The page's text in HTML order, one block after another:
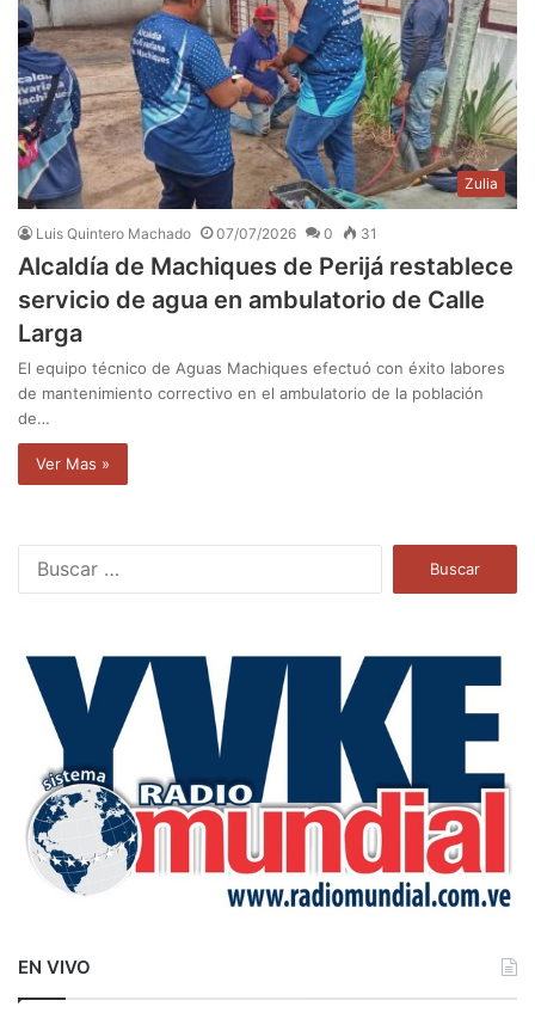
Zulia
Luis Quintero Machado 07/07/2026 0 31
Alcaldía de Machiques de Perijá restablece
servicio de agua en ambulatorio de Calle
Larga
El equipo técnico de Aguas Machiques efectuó con éxito labores
de mantenimiento correctivo en el ambulatorio de la población
de…
Ver Mas »
a
EN VIVO